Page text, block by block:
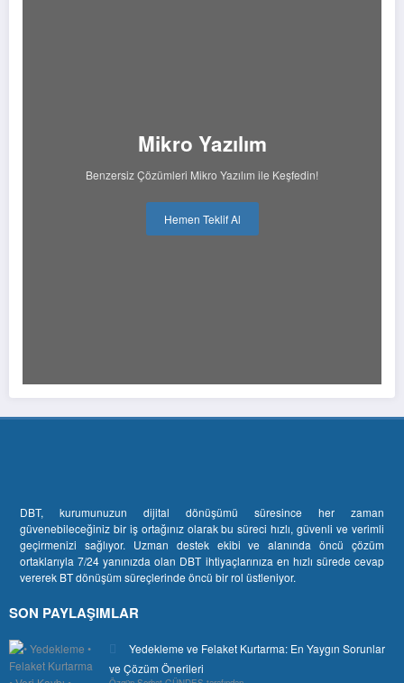
Mikro Yazılım
Benzersiz Çözümleri Mikro Yazılım ile Keşfedin!
Hemen Teklif Al
DBT, kurumunuzun dijital dönüşümü süresince her zaman
güvenebileceğiniz bir iş ortağınız olarak bu süreci hızlı, güvenli ve verimli
geçirmenizi sağlıyor. Uzman destek ekibi ve alanında öncü çözüm
ortaklarıyla 7/24 yanınızda olan DBT ihtiyaçlarınıza en hızlı sürede cevap
vererek BT dönüşüm süreçlerinde öncü bir rol üstleniyor.
SON PAYLAŞIMLAR
Yedekleme ve Felaket Kurtarma: En Yaygın Sorunlar
ve Çözüm Önerileri